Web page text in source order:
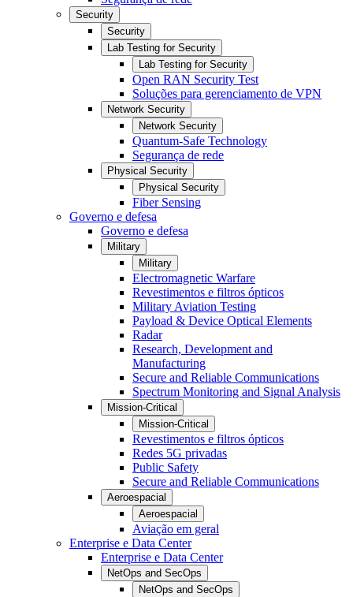
Security
Security
Lab Testing for Security
Lab Testing for Security
Open RAN Security Test
Soluções para gerenciamento de VPN
Network Security
Network Security
Quantum-Safe Technology
Segurança de rede
Physical Security
Physical Security
Fiber Sensing
Governo e defesa
Governo e defesa
Military
Military
Electromagnetic Warfare
Revestimentos e filtros ópticos
Military Aviation Testing
Payload & Device Optical Elements
Radar
Research, Development and
Manufacturing
Secure and Reliable Communications
Spectrum Monitoring and Signal Analysis
Mission-Critical
Mission-Critical
Revestimentos e filtros ópticos
Redes 5G privadas
Public Safety
Secure and Reliable Communications
Aeroespacial
Aeroespacial
Aviação em geral
Enterprise e Data Center
Enterprise e Data Center
NetOps and SecOps
NetOps and SecOps